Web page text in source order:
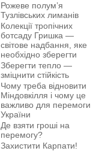
Рожеве полум’я
Тузлівських лиманів
Колекції тропічних
ботсаду Гришка —
світове надбання, яке
необхідно зберегти
Зберегти тепло —
зміцнити стійкість
Чому треба відновити
Міндовкілля і чому це
важливо для перемоги
України
Де взяти гроші на
перемогу?
Захистити Карпати!